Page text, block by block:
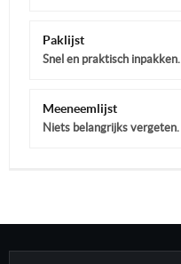
Paklijst
Snel en praktisch inpakken.
Meeneemlijst
Niets belangrijks vergeten.